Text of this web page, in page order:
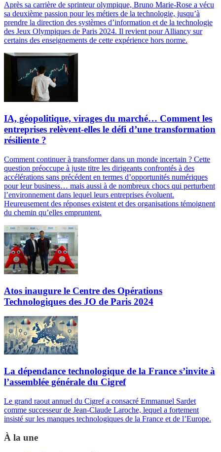
Après sa carrière de sprinteur olympique, Bruno Marie-Rose a vécu
sa deuxième passion pour les métiers de la technologie, jusqu’à
prendre la direction des systèmes d’information et de la technologie
des Jeux Olympiques de Paris 2024. Il revient pour Alliancy sur
certains des enseignements de cette expérience hors norme.
IA, géopolitique, virages du marché… Comment les
entreprises relèvent-elles le défi d’une transformation
résiliente ?
Comment continuer à transformer dans un monde incertain ? Cette
question préoccupe à juste titre les dirigeants confrontés à des
accélérations sans précédent en termes d’opportunités numériques
pour leur business… mais aussi à de nombreux chocs qui perturbent
l’environnement dans lequel leurs entreprises évoluent.
Heureusement des réponses existent et des organisations témoignent
du chemin qu’elles empruntent.
Atos inaugure le Centre des Opérations
Technologiques des JO de Paris 2024
La dépendance technologique de la France s’invite à
l’assemblée générale du Cigref
Le grand raout annuel du Cigref a consacré Emmanuel Sardet
comme successeur de Jean-Claude Laroche, lequel a fortement
insisté sur les manques technologiques de la France et de l’Europe.
À la une